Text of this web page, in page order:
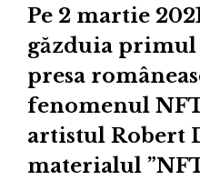
Pe 2 martie
găzduia
presa
fenomenul
artistul Robert
materialul